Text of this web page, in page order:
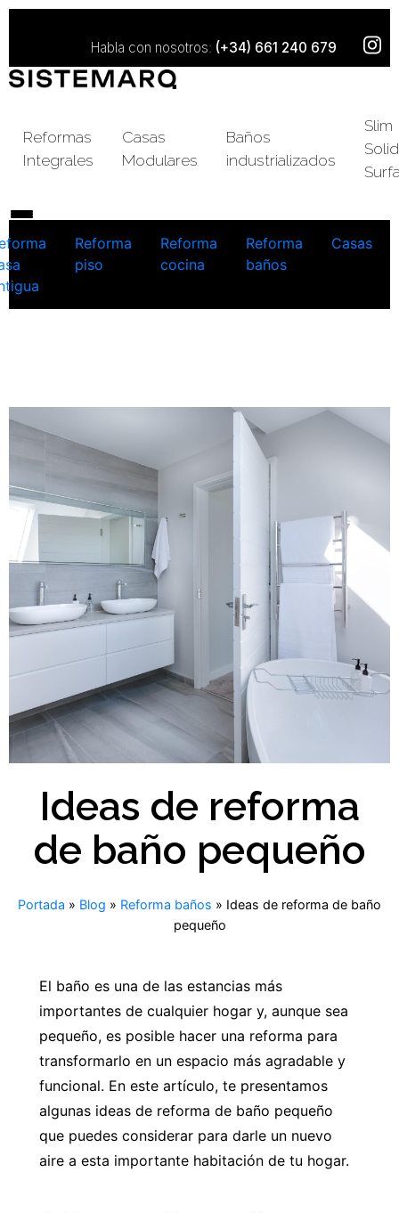
Habla con nosotros: (+34) 661 240 679
Reformas
Integrales
Casas
Modulares
Baños
industrializados
Slim
Solid
Reforma
piso
Reforma
cocina
Reforma
baños
Casas
Ideas de reforma
de baño pequeño
Portada » Blog » Reforma baños » Ideas de reforma de baño
pequeño
El baño es una de las estancias más
importantes de cualquier hogar y, aunque sea
pequeño, es posible hacer una reforma para
transformarlo en un espacio más agradable y
funcional. En este artículo, te presentamos
algunas ideas de reforma de baño pequeño
que puedes considerar para darle un nuevo
aire a esta importante habitación de tu hogar.